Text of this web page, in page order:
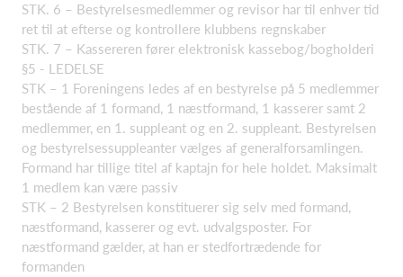
STK. 6 – Bestyrelsesmedlemmer og revisor har til enhver tid
ret til at efterse og kontrollere klubbens regnskaber
STK. 7 – Kassereren fører elektronisk kassebog/bogholderi
§5 - LEDELSE
STK – 1 Foreningens ledes af en bestyrelse på 5 medlemmer
bestående af 1 formand, 1 næstformand, 1 kasserer samt 2
medlemmer, en 1. suppleant og en 2. suppleant. Bestyrelsen
og bestyrelsessuppleanter vælges af generalforsamlingen.
Formand har tillige titel af kaptajn for hele holdet. Maksimalt
1 medlem kan være passiv
STK – 2 Bestyrelsen konstituerer sig selv med formand,
næstformand, kasserer og evt. udvalgsposter. For
næstformand gælder, at han er stedfortrædende for
formanden